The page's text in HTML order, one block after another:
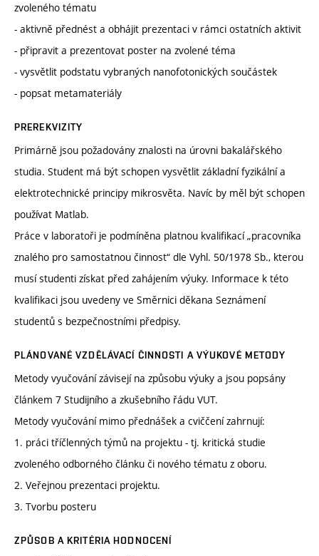
zvoleného tématu
- aktivně přednést a obhájit prezentaci v rámci ostatních aktivit
- připravit a prezentovat poster na zvolené téma
- vysvětlit podstatu vybraných nanofotonických součástek
- popsat metamateriály
PREREKVIZITY
Primárně jsou požadovány znalosti na úrovni bakalářského
studia. Student má být schopen vysvětlit základní fyzikální a
elektrotechnické principy mikrosvěta. Navíc by měl být schopen
používat Matlab.
Práce v laboratoři je podmíněna platnou kvalifikací „pracovníka
znalého pro samostatnou činnost“ dle Vyhl. 50/1978 Sb., kterou
musí studenti získat před zahájením výuky. Informace k této
kvalifikaci jsou uvedeny ve Směrnici děkana Seznámení
studentů s bezpečnostními předpisy.
PLÁNOVANÉ VZDĚLÁVACÍ ČINNOSTI A VÝUKOVÉ METODY
Metody vyučování závisejí na způsobu výuky a jsou popsány
článkem 7 Studijního a zkušebního řádu VUT.
Metody vyučování mimo přednášek a cviččení zahrnují:
1. práci tříčlenných týmů na projektu - tj. kritická studie
zvoleného odborného článku či nového tématu z oboru.
2. Veřejnou prezentaci projektu.
3. Tvorbu posteru
ZPŮSOB A KRITÉRIA HODNOCENÍ